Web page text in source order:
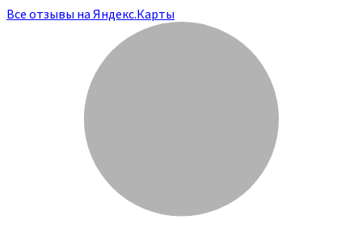
Все отзывы на Яндекс.Карты